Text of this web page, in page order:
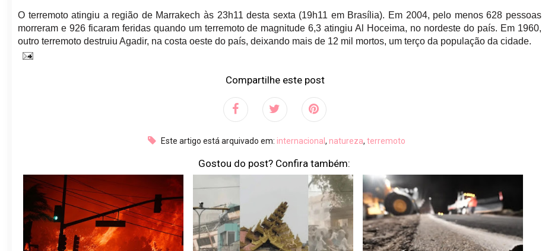
O terremoto atingiu a região de Marrakech às 23h11 desta sexta (19h11 em Brasília). Em 2004, pelo menos 628 pessoas
morreram e 926 ficaram feridas quando um terremoto de magnitude 6,3 atingiu Al Hoceima, no nordeste do país. Em 1960,
outro terremoto destruiu Agadir, na costa oeste do país, deixando mais de 12 mil mortos, um terço da população da cidade.
Compartilhe este post
Este artigo está arquivado em:internacional,natureza,terremoto
Gostou do post? Confira também: